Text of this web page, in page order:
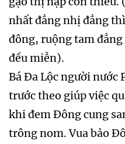
nhất đẳng nhị đẳng
đông, ruộng tam
đều miễn).
Bá Đa Lộc người nước
trước theo giúp việc
khi đem Đông cung
trông nom. Vua bảo